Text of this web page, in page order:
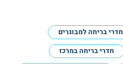
חדרי בריחה למבוגרים
חדרי בריחה במרכז